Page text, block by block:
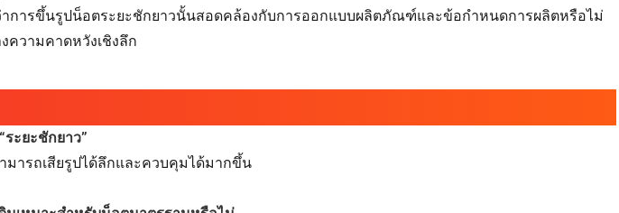
ว่าการขึ้นรูปน็อตระยะชักยาวนั้นสอดคล้องกับการออกแบบผลิตภัณฑ์และข้อกำหนดการผลิตหรือไม่
ความคาดหวังเชิงลึก
ะยะชักยาว”
ารถเสียรูปได้ลึกและควบคุมได้มากขึ้น